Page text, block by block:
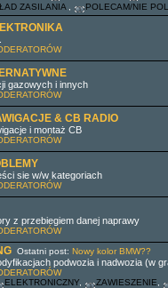
ZASILANIA POLECAM/NIE
gazowych i innych
& CB RADIO
i montaż CB
sie w/w kategoriach
z przebiegiem danej naprawy
Ostatni post: Nowy kolor BMW??
podwozia i nadwozia (w
ELEKTRONICZNY, ZAWIESZENIE